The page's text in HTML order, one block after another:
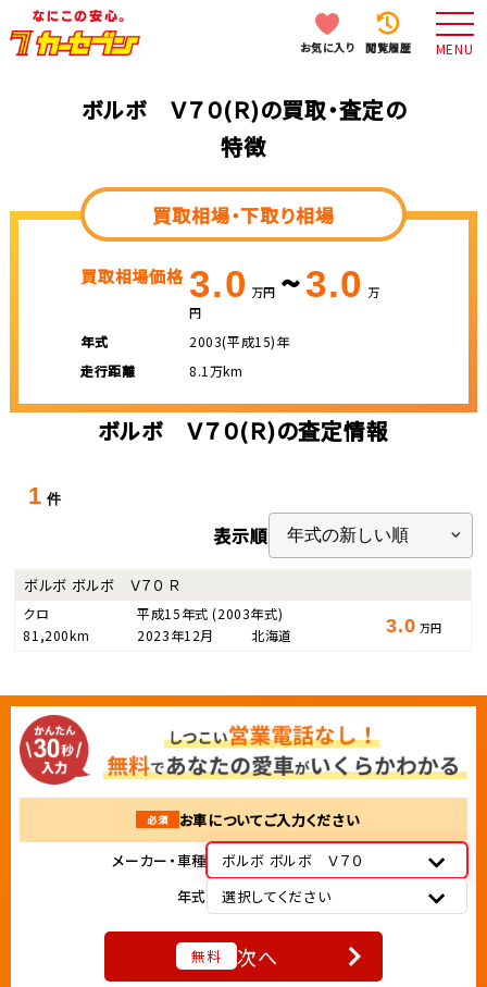
お気に入り 閲覧履歴 MENU
ボルボ Ｖ７０(Ｒ)の買取・査定の
特徴
買取相場・下取り相場
買取相場価格 3.0 万円 ~3.0 万
円
年式
2003(平成15)年
走行距離
8.1万km
ボルボ Ｖ７０(Ｒ)の査定情報
1 件
表示順
ボルボ ボルボ Ｖ７０ Ｒ
クロ 平成15年式(2003年式)
81,200km
2023年12月 北海道 3.0 万円
必須
お車についてご入力ください
メーカー・車種
ボルボ ボルボ Ｖ７０
年式
選択してください
無料 次へ